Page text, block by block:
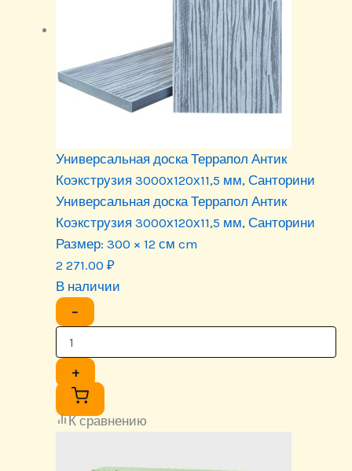
Универсальная доска Террапол Антик
Коэкструзия 3000х120х11,5 мм, Санторини
Универсальная доска Террапол Антик
Коэкструзия 3000х120х11,5 мм, Санторини
Размер: 300 × 12 см cm
2 271.00 ₽
В наличии
−
+
К сравнению